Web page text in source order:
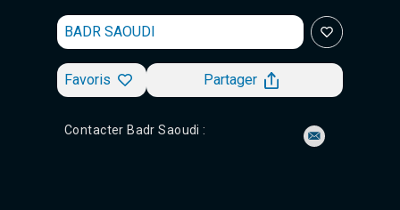
Tan-Tan 95.2
BADR SAOUDI
Favoris Partager
Contacter Badr Saoudi :